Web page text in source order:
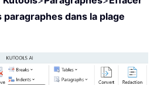
dans la plage